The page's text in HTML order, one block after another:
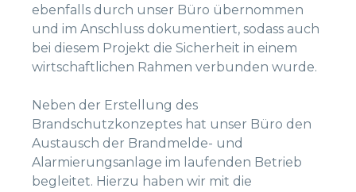
ebenfalls durch unser Büro übernommen
und im Anschluss dokumentiert, sodass auch
bei diesem Projekt die Sicherheit in einem
wirtschaftlichen Rahmen verbunden wurde.
Neben der Erstellung des
Brandschutzkonzeptes hat unser Büro den
Austausch der Brandmelde- und
Alarmierungsanlage im laufenden Betrieb
begleitet. Hierzu haben wir mit die